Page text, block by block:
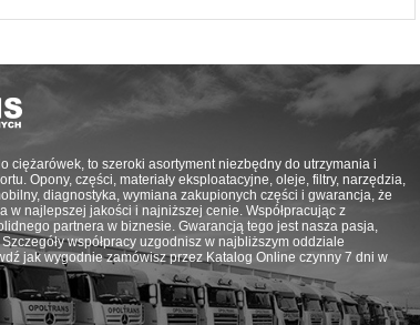
ciężarówek, to szeroki asortyment niezbędny do utrzymania i
Opony, części, materiały eksploatacyjne, oleje, filtry, narzędzia,
diagnostyka, wymiana zakupionych części i gwarancja, że
w najlepszej jakości i najniższej cenie. Współpracując z
partnera w biznesie. Gwarancją tego jest nasza pasja,
współpracy uzgodnisz w najbliższym oddziale
jak wygodnie zamówisz przez Katalog Online czynny 7 dni w